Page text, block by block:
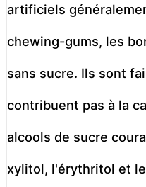
artificiels
chewing-gums, les
sans sucre. Ils sont
contribuent pas à la
alcools de sucre
xylitol, l'érythritol et